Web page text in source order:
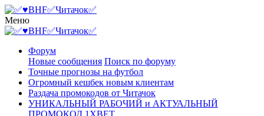
Меню
Форум
Новые сообщения Поиск по форуму
Точные прогнозы на футбол
Огромный кешбек новым клиентам
Раздача промокодов от Читачок
УНИКАЛЬНЫЙ РАБОЧИЙ и АКТУАЛЬНЫЙ
ПРОМОКОД 1XBET